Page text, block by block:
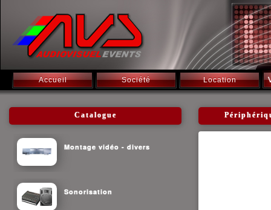
Accueil Société Location
Catalogue
Montage vidéo - divers
Sonorisation